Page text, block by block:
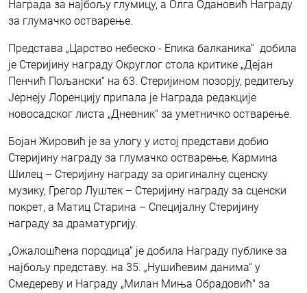
Награда за најбољу глумицу, а Олга Одановић Награду
за глумачко остварење.
Представа „Царство небеско - Епика балканика“ добила
је Стеријину награду Округлог стола критике „Дејан
Пенчић Пољански“ на 63. Стеријином позорју, редитељу
Јернеју Лоренцију припала је Награда редакције
новосадског листа „Дневник″ за уметничко остварење.
Бојан Жировић је за улогу у истој представи добио
Стеријину награду за глумачко остварење, Кармина
Шилец – Стеријину награду за оригиналну сценску
музику, Грегор Луштек – Стеријину награду за сценски
покрет, а Матиц Старина – Специјалну Стеријину
награду за драматургију.
„Ожалошћена породица“ је добила Награду публике за
најбољу представу. на 35. „Нушићевим данима“ у
Смедереву и Награду „Милан Миња Обрадовић" за